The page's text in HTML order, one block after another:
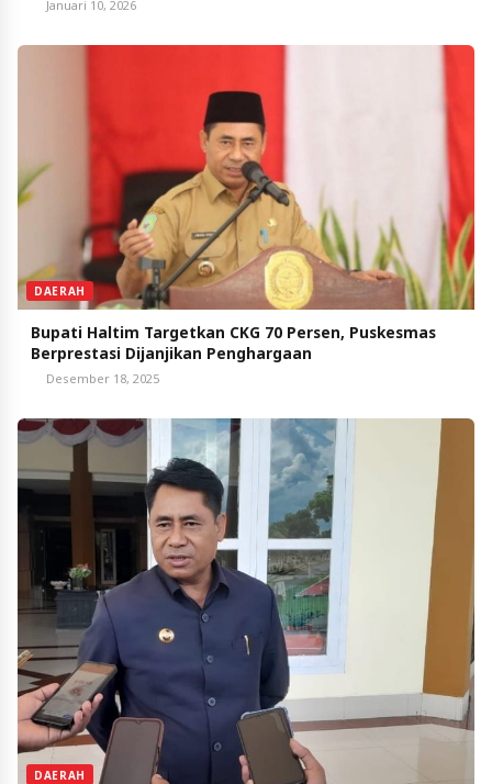
Januari 10, 2026
DAERAH
Bupati Haltim Targetkan CKG 70 Persen, Puskesmas
Berprestasi Dijanjikan Penghargaan
Desember 18, 2025
DAERAH